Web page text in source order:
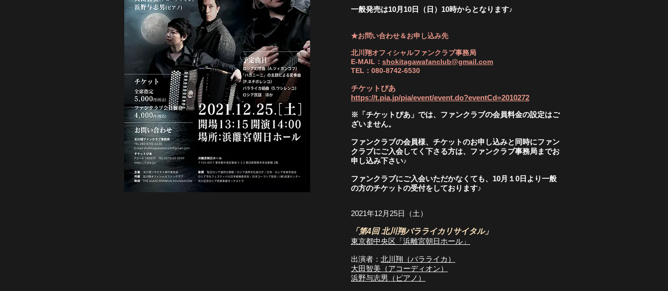
一般発売は10月10日（日）10時からとなります♪
★お問い合わせ＆お申し込み先
北川翔オフィシャルファンクラブ事務局
E-MAIL： shokitagawafanclub@gmail.com
TEL：080-8742-6530
チケットぴあ
https://t.pia.jp/pia/event/event.do?eventCd=2010272
※「チケットぴあ」では、ファンクラブの会員料金の設定はご
ざいません。
ファンクラブの会員様、チケットのお申し込みと同時にファン
クラブにご入会してく下さる方は、ファンクラブ事務局までお
申し込み下さい♪
ファンクラブにご入会いただかなくても、10月１0日より一般
の方のチケットの受付をしております♪
2021年12月25日（土）
「第4回 北川翔バラライカリサイタル」
東京都中央区「浜離宮朝日ホール」
出演者： 北川翔（バラライカ）
大田智美（アコーディオン）
浜野与志男（ピアノ）​